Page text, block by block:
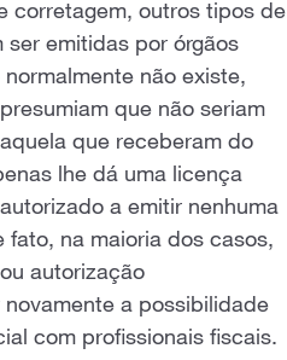
corretagem, outros tipos de
emitidas por órgãos
não existe,
que não seriam
que receberam do
lhe dá uma licença
a emitir nenhuma
fato, na maioria dos casos,
autorização
a possibilidade
com profissionais fiscais.